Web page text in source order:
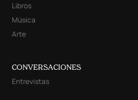
Libros
Música
Arte
CONVERSACIONES
Entrevistas